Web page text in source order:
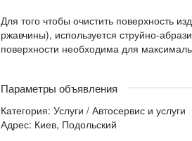
Для того чтобы очистить поверхность
ржавчины), используется струйно-
поверхности необходима для
Параметры объявления
Категория: Услуги / Автосервис и услуги
Адрес: Киев, Подольский